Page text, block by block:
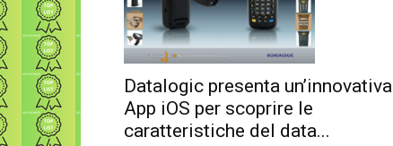
Datalogic presenta un’innovativa
App iOS per scoprire le
caratteristiche del data...